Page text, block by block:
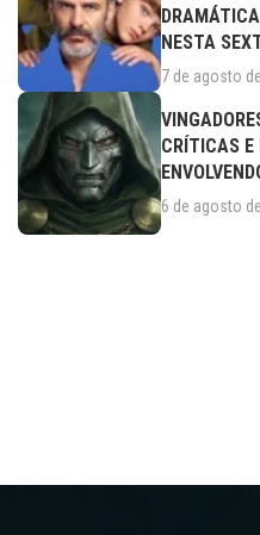
NESTA
7 de agosto
CRÍTICAS
6 de agosto